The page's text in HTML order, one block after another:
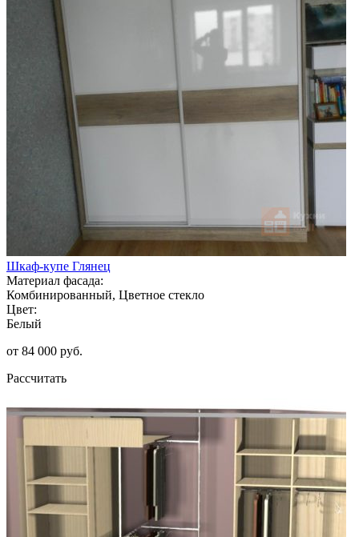
Шкаф-купе Глянец
Материал фасада:
Комбинированный, Цветное стекло
Цвет:
Белый
от 84 000 руб.
Рассчитать